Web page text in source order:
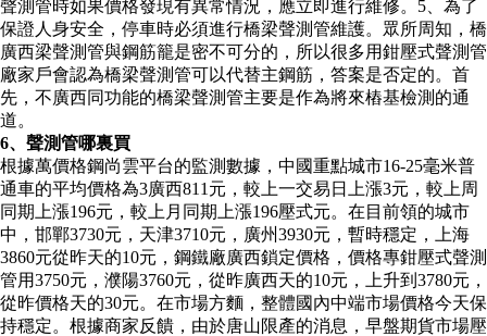
聲測管時如果價格發現有異常情況，應立即進行維修。5、為了
保證人身安全，停車時必須進行橋梁聲測管維護。眾所周知，橋
廣西梁聲測管與鋼筋籠是密不可分的，所以很多用鉗壓式聲測管
廠家戶會認為橋梁聲測管可以代替主鋼筋，答案是否定的。首
先，不廣西同功能的橋梁聲測管主要是作為將來樁基檢測的通
道。
6、聲測管哪裏買
根據萬價格鋼尚雲平台的監測數據，中國重點城市16-25毫米普
通車的平均價格為3廣西811元，較上一交易日上漲3元，較上周
同期上漲196元，較上月同期上漲196壓式元。在目前領的城市
中，邯鄲3730元，天津3710元，廣州3930元，暫時穩定，上海
3860元從昨天的10元，鋼鐵廠廣西鎖定價格，價格專鉗壓式聲測
管用3750元，濮陽3760元，從昨廣西天的10元，上升到3780元，
從昨價格天的30元。在市場方麵，整體國內中端市場價格今天保
持穩定。根據商家反饋，由於唐山限產的消息，早盤期貨市場壓